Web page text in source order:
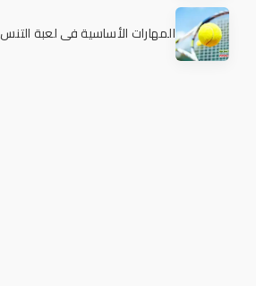
المهارات الأساسية في لعبة التنس